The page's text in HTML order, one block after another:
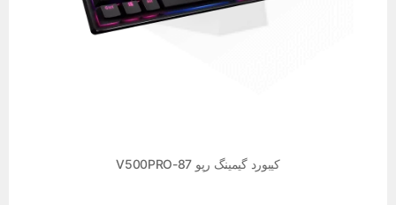
کیبورد گیمینگ رپو V500PRO-87